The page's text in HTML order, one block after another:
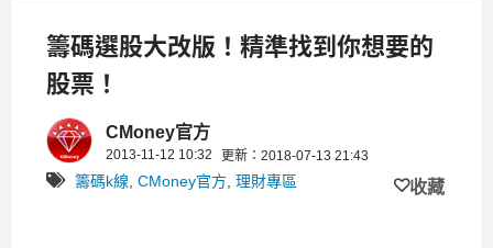
籌碼選股大改版！精準找到你想要的
股票！
CMoney官方
2013-11-12 10:32 更新：2018-07-13 21:43
籌碼k線 CMoney官方 理財專區 收藏